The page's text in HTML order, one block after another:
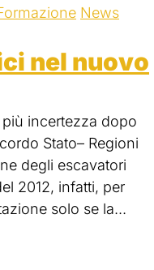
News
nel nuovo
incertezza dopo
Stato– Regioni
degli escavatori
2012, infatti, per
solo se la...